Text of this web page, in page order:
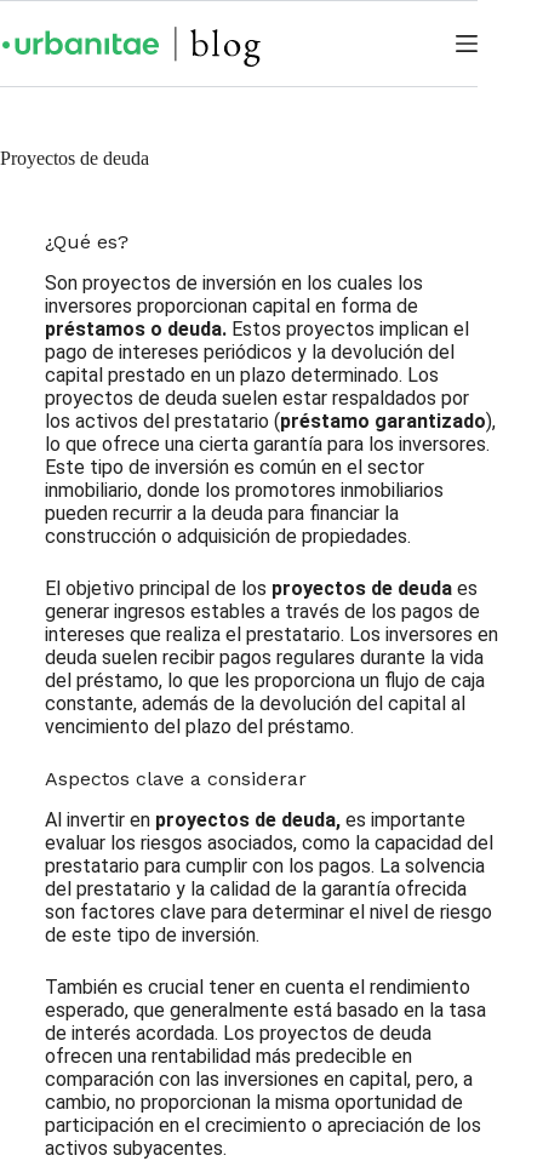
Proyectos de deuda
¿Qué es?
Son proyectos de inversión en los cuales los
inversores proporcionan capital en forma de
préstamos o deuda.Estos proyectos implican el
pago de intereses periódicos y la devolución del
capital prestado en un plazo determinado. Los
proyectos de deuda suelen estar respaldados por
los activos del prestatario (préstamo garantizado),
lo que ofrece una cierta garantía para los inversores.
Este tipo de inversión es común en el sector
inmobiliario, donde los promotores inmobiliarios
pueden recurrir a la deuda para financiar la
construcción o adquisición de propiedades.
El objetivo principal de los proyectos de deudaes
generar ingresos estables a través de los pagos de
intereses que realiza el prestatario. Los inversores en
deuda suelen recibir pagos regulares durante la vida
del préstamo, lo que les proporciona un flujo de caja
constante, además de la devolución del capital al
vencimiento del plazo del préstamo.
Aspectos clave a considerar
Al invertir en proyectos de deuda,es importante
evaluar los riesgos asociados, como la capacidad del
prestatario para cumplir con los pagos. La solvencia
del prestatario y la calidad de la garantía ofrecida
son factores clave para determinar el nivel de riesgo
de este tipo de inversión.
También es crucial tener en cuenta el rendimiento
esperado, que generalmente está basado en la tasa
de interés acordada. Los proyectos de deuda
ofrecen una rentabilidad más predecible en
comparación con las inversiones en capital, pero, a
cambio, no proporcionan la misma oportunidad de
participación en el crecimiento o apreciación de los
activos subyacentes.